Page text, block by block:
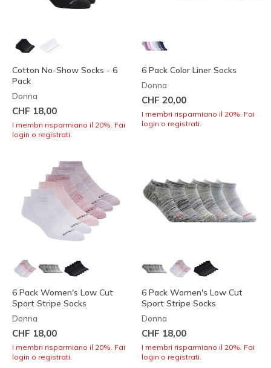
Cotton No-Show Socks - 6
Pack
Donna
CHF 18,00
I membri risparmiano il 20%. Fai
login o registrati.
6 Pack Color Liner Socks
Donna
CHF 20,00
I membri risparmiano il 20%. Fai
login o registrati.
6 Pack Women's Low Cut
Sport Stripe Socks
Donna
CHF 18,00
I membri risparmiano il 20%. Fai
login o registrati.
6 Pack Women's Low Cut
Sport Stripe Socks
Donna
CHF 18,00
I membri risparmiano il 20%. Fai
login o registrati.